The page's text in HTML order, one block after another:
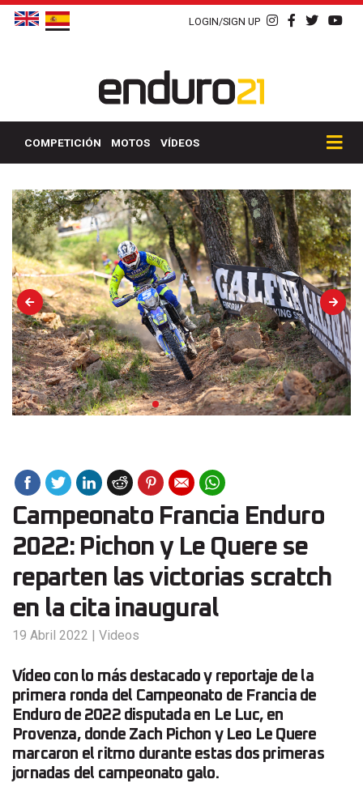
LOGIN/SIGN UP
COMPETICIÓN MOTOS VÍDEOS
Campeonato Francia Enduro
2022: Pichon y Le Quere se
reparten las victorias scratch
en la cita inaugural
19 Abril 2022 | Videos
Vídeo con lo más destacado y reportaje de la
primera ronda del Campeonato de Francia de
Enduro de 2022 disputada en Le Luc, en
Provenza, donde Zach Pichon y Leo Le Quere
marcaron el ritmo durante estas dos primeras
jornadas del campeonato galo.